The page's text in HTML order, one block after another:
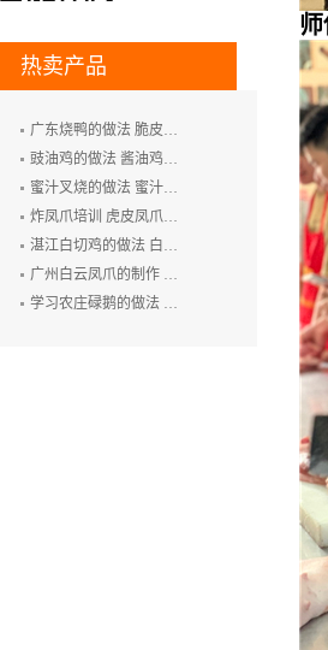
热卖产品
广东烧鸭的做法 脆皮烧鸭培训 广州烤鸭技术培训 烧腊培训
豉油鸡的做法 酱油鸡的制作方法 玫瑰露豉油鸡培训
蜜汁叉烧的做法 蜜汁叉烧的制作方法 叉烧肉培训 烧排骨培训
炸凤爪培训 虎皮凤爪的做法 豉汁凤爪的制作 鲍汁凤爪培训
湛江白切鸡的做法 白切鸡培训 廉江白斩鸡培训 粤式烧卤技术培训
广州白云凤爪的制作 白云猪手的做法 广式烧卤培训
学习农庄碌鹅的做法 禄鹅的制作方法 碌鹅培训